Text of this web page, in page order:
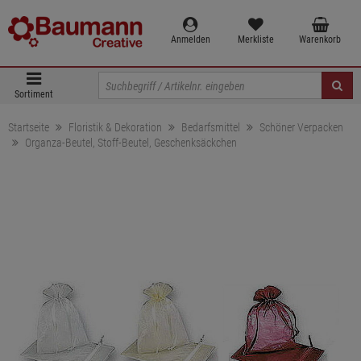
Anmelden Merkliste Warenkorb
Sortiment
Startseite Floristik & Dekoration Bedarfsmittel
Schöner Verpacken
Organza-Beutel, Stoff-Beutel, Geschenksäckchen